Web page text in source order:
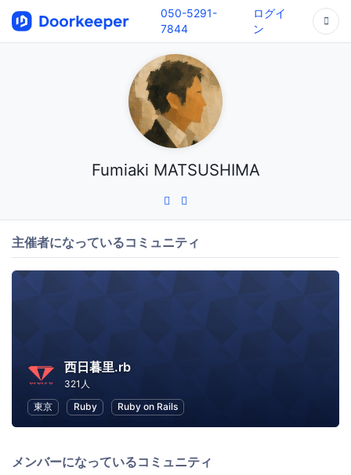
050-5291-
7844
ログイ
ン
Fumiaki MATSUSHIMA
主催者になっているコミュニティ
西日暮里.rb
321人
東京
Ruby Ruby on Rails
メンバーになっているコミュニティ